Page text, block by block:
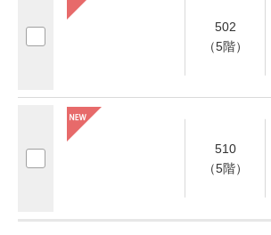
502
（5階）
510
（5階）